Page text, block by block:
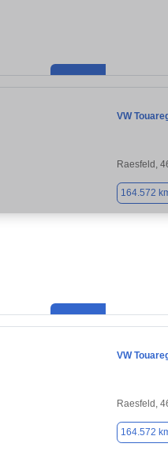
VW
Raesfeld,
164.572
VW
Raesfeld,
164.572